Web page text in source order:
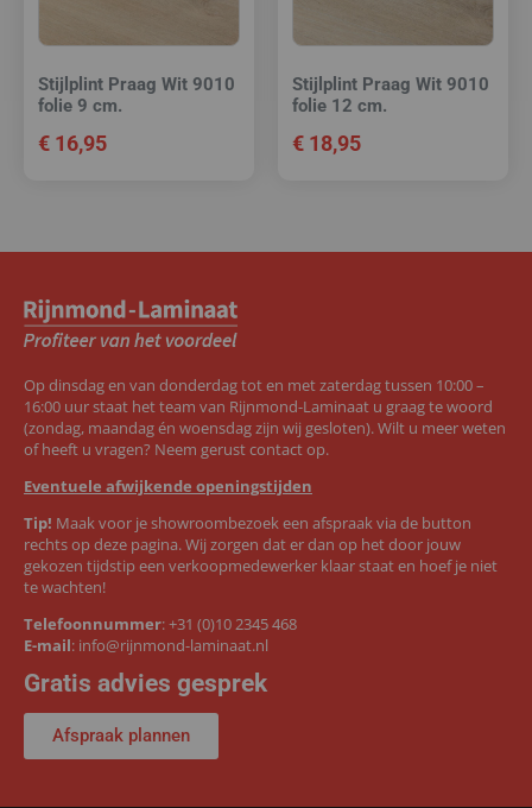
Stijlplint Praag Wit 9010
folie 9 cm.
€ 16,95
Stijlplint Praag Wit 9010
folie 12 cm.
€ 18,95
Op dinsdag en van donderdag tot en met zaterdag tussen 10:00 –
16:00 uur staat het team van Rijnmond-Laminaat u graag te woord
(zondag, maandag én woensdag zijn wij gesloten). Wilt u meer weten
of heeft u vragen? Neem gerust contact op.
Eventuele afwijkende openingstijden
Tip! Maak voor je showroombezoek een afspraak via de button
rechts op deze pagina. Wij zorgen dat er dan op het door jouw
gekozen tijdstip een verkoopmedewerker klaar staat en hoef je niet
te wachten!
Telefoonnummer:+31 (0)10 2345 468
E-mail: info@rijnmond-laminaat.nl
Gratis advies gesprek
Afspraak plannen